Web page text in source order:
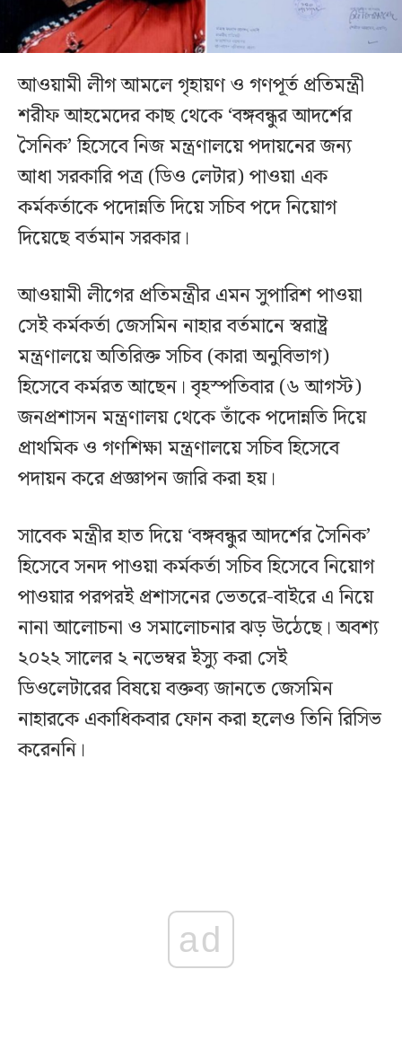
আওয়ামী লীগ আমলে গৃহায়ণ ও গণপূর্ত প্রতিমন্ত্রী
শরীফ আহমেদের কাছ থেকে ‘বঙ্গবন্ধুর আদর্শের
সৈনিক’ হিসেবে নিজ মন্ত্রণালয়ে পদায়নের জন্য
আধা সরকারি পত্র (ডিও লেটার) পাওয়া এক
কর্মকর্তাকে পদোন্নতি দিয়ে সচিব পদে নিয়োগ
দিয়েছে বর্তমান সরকার।
আওয়ামী লীগের প্রতিমন্ত্রীর এমন সুপারিশ পাওয়া
সেই কর্মকর্তা জেসমিন নাহার বর্তমানে স্বরাষ্ট্র
মন্ত্রণালয়ে অতিরিক্ত সচিব (কারা অনুবিভাগ)
হিসেবে কর্মরত আছেন। বৃহস্পতিবার (৬ আগস্ট)
জনপ্রশাসন মন্ত্রণালয় থেকে তাঁকে পদোন্নতি দিয়ে
প্রাথমিক ও গণশিক্ষা মন্ত্রণালয়ে সচিব হিসেবে
পদায়ন করে প্রজ্ঞাপন জারি করা হয়।
সাবেক মন্ত্রীর হাত দিয়ে ‘বঙ্গবন্ধুর আদর্শের সৈনিক’
হিসেবে সনদ পাওয়া কর্মকর্তা সচিব হিসেবে নিয়োগ
পাওয়ার পরপরই প্রশাসনের ভেতরে-বাইরে এ নিয়ে
নানা আলোচনা ও সমালোচনার ঝড় উঠেছে। অবশ্য
২০২২ সালের ২ নভেম্বর ইস্যু করা সেই
ডিওলেটারের বিষয়ে বক্তব্য জানতে জেসমিন
নাহারকে একাধিকবার ফোন করা হলেও তিনি রিসিভ
করেননি।
ad